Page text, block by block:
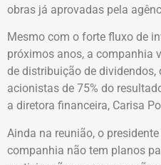
obras já aprovadas pela
Mesmo com o forte fluxo de
próximos anos, a companhia
de distribuição de dividendos,
acionistas de 75% do
a diretora financeira, Carisa
Ainda na reunião, o
companhia não tem planos